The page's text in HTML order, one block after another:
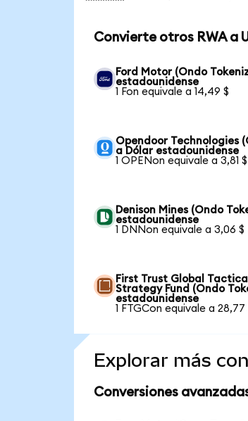
Convierte otros RWA a
Ford Motor (Ondo
estadounidense
1 Fon equivale a 14,49 $
Opendoor Technologies
a Dólar estadounidense
1 OPENon equivale a 3,81 $
Denison Mines (Ondo
estadounidense
1 DNNon equivale a 3,06 $
First Trust Global
Strategy Fund (Ondo
estadounidense
1 FTGCon equivale a 28,77
Explorar más
Conversiones